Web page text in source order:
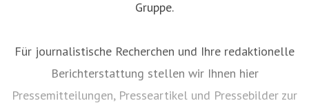
Gruppe.
Für journalistische Recherchen und Ihre redaktionelle
Berichterstattung stellen wir Ihnen hier
Pressemitteilungen, Presseartikel und Pressebilder zur